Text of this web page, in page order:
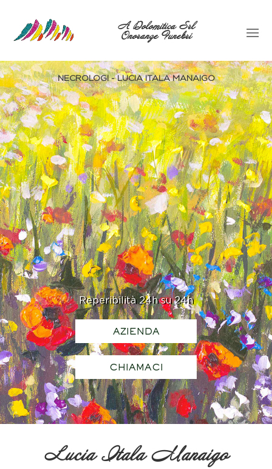
A Dolomitica Srl
Onoranze Funebri
Reperibilità 24h su 24h
AZIENDA
CHIAMACI
NECROLOGI - LUCIA ITALA MANAIGO
Lucia Itala Manaigo